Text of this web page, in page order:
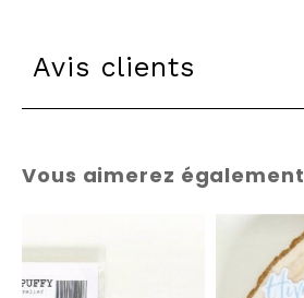
Avis clients
Vous aimerez également